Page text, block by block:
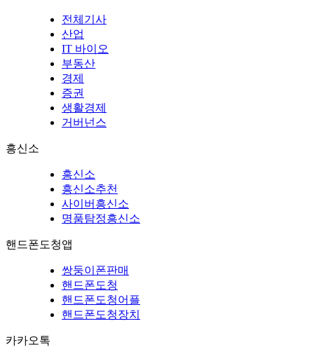
전체기사
산업
IT 바이오
부동산
경제
증권
생활경제
거버넌스
흥신소
흥신소
흥신소추천
사이버흥신소
명품탐정흥신소
핸드폰도청앱
쌍둥이폰판매
핸드폰도청
핸드폰도청어플
핸드폰도청장치
카카오톡